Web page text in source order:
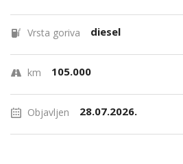
Vrsta goriva diesel
km 105.000
Objavljen 28.07.2026.